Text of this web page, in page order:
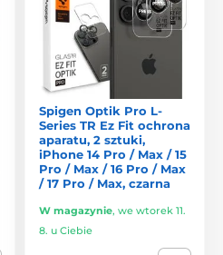
Spigen Optik Pro L-
Series TR Ez Fit ochrona
aparatu, 2 sztuki,
iPhone 14 Pro / Max / 15
Pro / Max / 16 Pro / Max
/ 17 Pro / Max, czarna
W magazynie, we wtorek 11.
8. u Ciebie